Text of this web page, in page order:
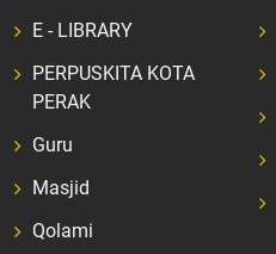
E - LIBRARY
PERPUSKITA KOTA
PERAK
Guru
Masjid
Qolami